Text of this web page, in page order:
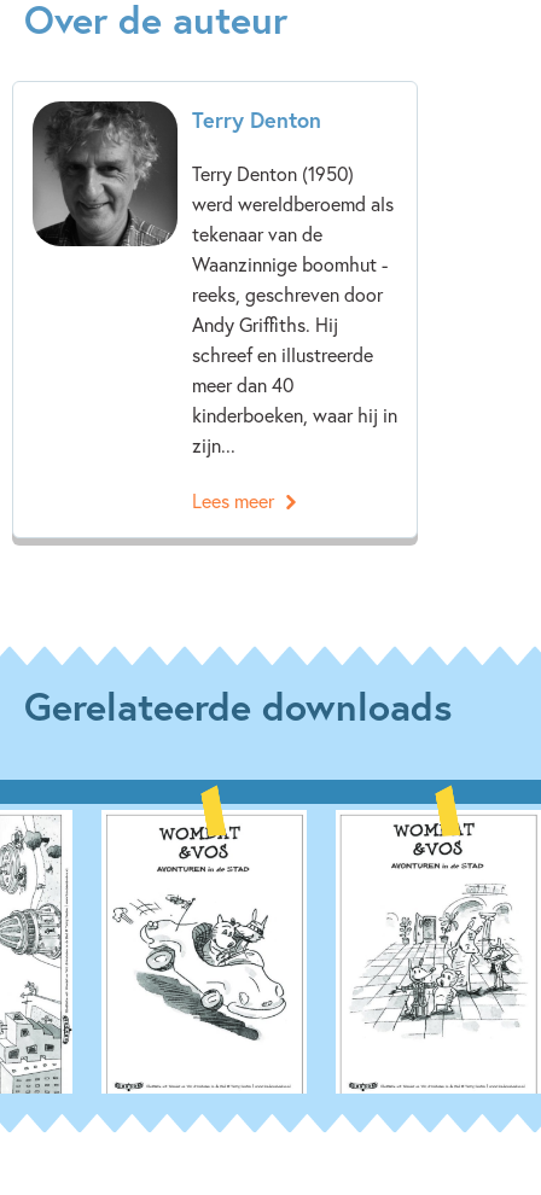
Over de auteur
Terry Denton
Terry Denton (1950)
werd wereldberoemd als
tekenaar van de
Waanzinnige boomhut -
reeks, geschreven door
Andy Griffiths. Hij
schreef en illustreerde
meer dan 40
kinderboeken, waar hij in
zijn...
Lees meer
Gerelateerde downloads